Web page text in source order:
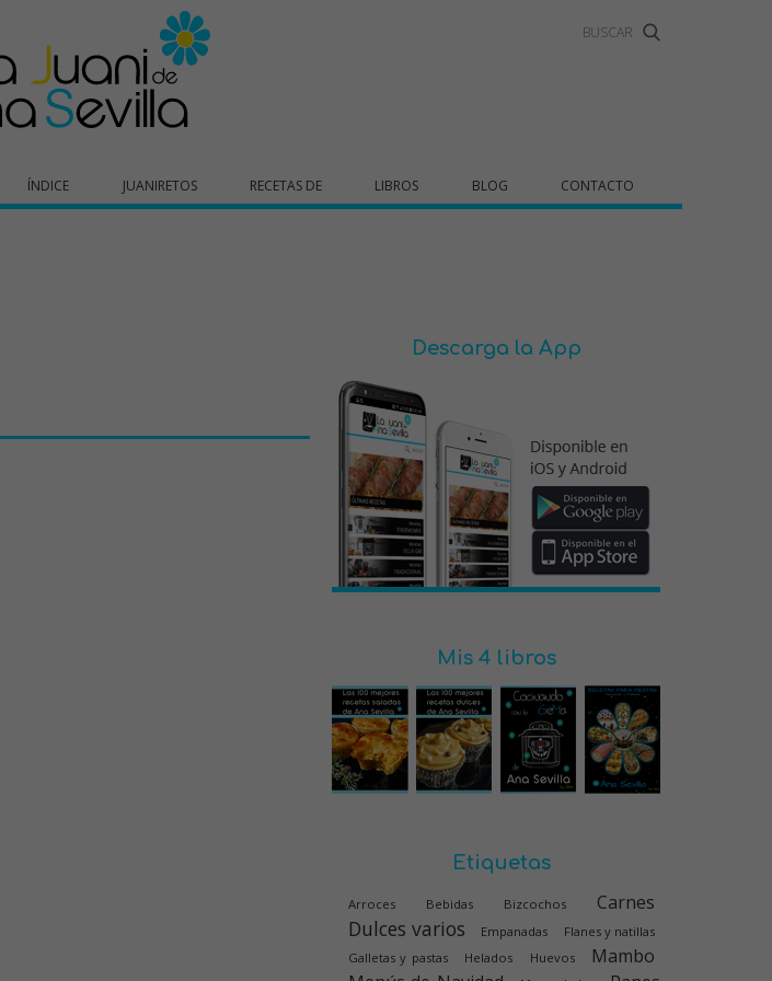
ÍNDICE JUANIRETOS RECETAS DE LIBROS BLOG CONTACTO
Descarga la App
Mis 4 libros
Etiquetas
Arroces Bebidas Bizcochos Carnes
Dulces varios Empanadas
Flanes y natillas
Galletas y pastas
Helados Huevos
Mambo